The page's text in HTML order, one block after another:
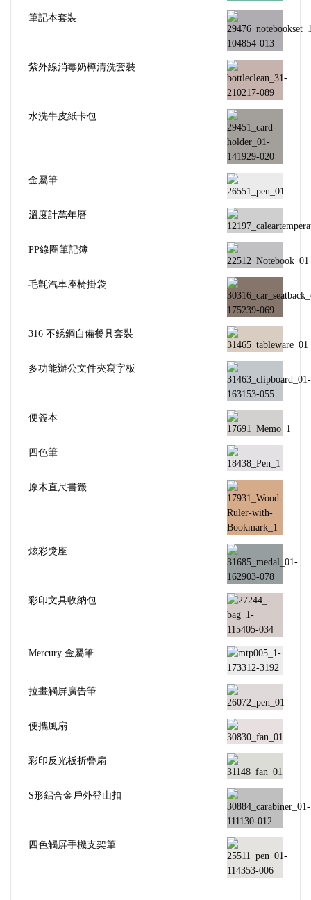
筆記本套裝
紫外線消毒奶樽清洗套裝
水洗牛皮紙卡包
金屬筆
溫度計萬年曆
PP線圈筆記簿
毛氈汽車座椅掛袋
316 不銹鋼自備餐具套裝
多功能辦公文件夾寫字板
便簽本
四色筆
原木直尺書籤
炫彩獎座
彩印文具收納包
Mercury 金屬筆
拉畫觸屏廣告筆
便攜風扇
彩印反光板折疊扇
S形鋁合金戶外登山扣
四色觸屏手機支架筆